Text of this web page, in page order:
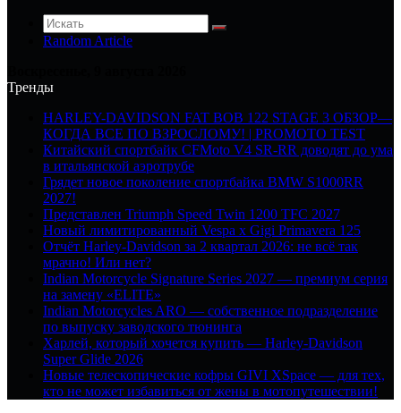
Random Article
Тренды
HARLEY-DAVIDSON FAT BOB 122 STAGE 3 ОБЗОР—
КОГДА ВСЕ ПО ВЗРОСЛОМУ! | PROMOTO TEST
Китайский спортбайк CFMoto V4 SR-RR доводят до ума
в итальянской аэротрубе
Грядет новое поколение спортбайка BMW S1000RR
2027!
Представлен Triumph Speed Twin 1200 TFC 2027
Новый лимитированный Vespa x Gigi Primavera 125
Отчёт Harley-Davidson за 2 квартал 2026: не всё так
мрачно! Или нет?
Indian Motorcycle Signature Series 2027 — премиум серия
на замену «ELITE»
Indian Motorcycles ARO — собственное подразделение
по выпуску заводского тюнинга
Харлей, который хочется купить — Harley-Davidson
Super Glide 2026
Новые телескопические кофры GIVI XSpace — для тех,
кто не может избавиться от жены в мотопутешествии!